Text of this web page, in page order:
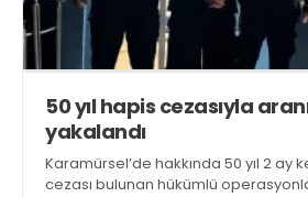
50 yıl hapis cezasıyla
yakalandı
Karamürsel’de hakkında 50 yıl 2 ay
cezası bulunan hükümlü